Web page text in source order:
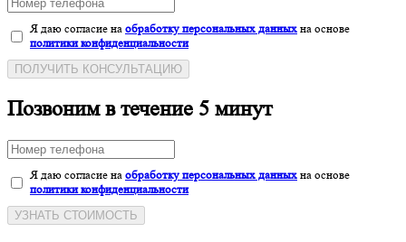
Я даю согласие на обработку персональных данных на основе
политики конфиденциальности
ПОЛУЧИТЬ КОНСУЛЬТАЦИЮ
Позвоним в течение 5 минут
Я даю согласие на обработку персональных данных на основе
политики конфиденциальности
УЗНАТЬ СТОИМОСТЬ